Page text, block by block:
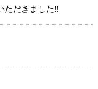
ただきました‼